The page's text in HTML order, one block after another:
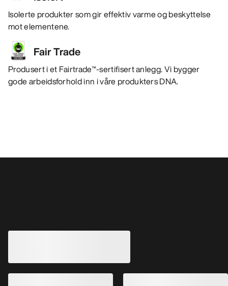
Isolerte produkter som gir effektiv varme og beskyttelse
mot elementene.
Fair Trade
Produsert i et Fairtrade™-sertifisert anlegg. Vi bygger
gode arbeidsforhold inn i våre produkters DNA.